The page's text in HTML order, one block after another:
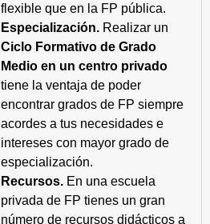
flexible que en la FP pública.
Especialización. Realizar un
Ciclo Formativo de Grado
Medio en un centro privado
tiene la ventaja de poder
encontrar grados de FP siempre
acordes a tus necesidades e
intereses con mayor grado de
especialización.
Recursos. En una escuela
privada de FP tienes un gran
número de recursos didácticos a